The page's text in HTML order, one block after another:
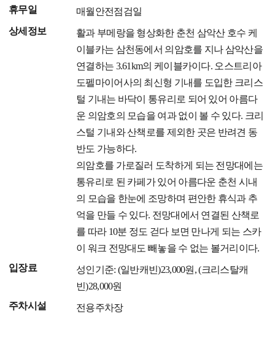
휴무일
매월안전점검일
상세정보
활과 부메랑을 형상화한 춘천 삼악산 호수 케
이블카는 삼천동에서 의암호를 지나 삼악산을
연결하는 3.61km의 케이블카이다. 오스트리아
도펠마이어사의 최신형 기내를 도입한 크리스
털 기내는 바닥이 통유리로 되어 있어 아름다
운 의암호의 모습을 여과 없이 볼 수 있다. 크리
스털 기내와 산책로를 제외한 곳은 반려견 동
반도 가능하다.
의암호를 가로질러 도착하게 되는 전망대에는
통유리로 된 카페가 있어 아름다운 춘천 시내
의 모습을 한눈에 조망하며 편안한 휴식과 추
억을 만들 수 있다. 전망대에서 연결된 산책로
를 따라 10분 정도 걷다 보면 만나게 되는 스카
이 워크 전망대도 빼놓을 수 없는 볼거리이다.
입장료
성인기준: (일반캐빈)23,000원, (크리스탈캐
빈)28,000원
주차시설
전용주차장